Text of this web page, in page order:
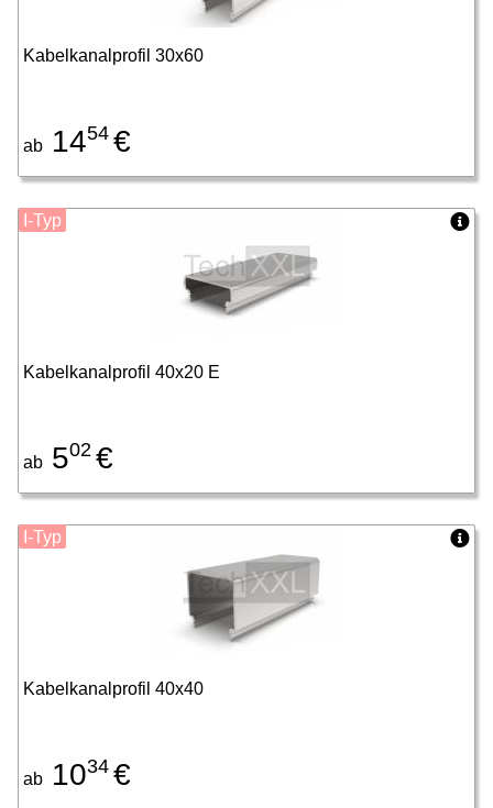
Kabelkanalprofil 30x60
ab 1454 €
Kabelkanalprofil 40x20 E
ab 502 €
I-Typ
Kabelkanalprofil 40x40
ab 1034 €
I-Typ